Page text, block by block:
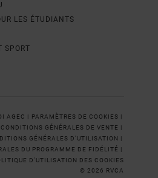
LES ÉTUDIANTS
SPORT
AGEC | PARAMÈTRES DE COOKIES |
CONDITIONS GÉNÉRALES DE VENTE |
GÉNÉRALES D'UTILISATION |
DU PROGRAMME DE FIDÉLITÉ |
D'UTILISATION DES COOKIES
© 2026 RVCA